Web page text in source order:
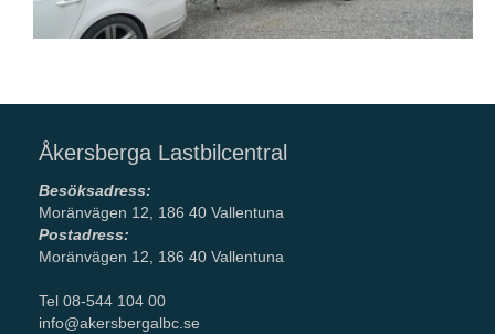
Åkersberga Lastbilcentral
Besöksadress:
Moränvägen 12, 186 40 Vallentuna
Postadress:
Moränvägen 12, 186 40 Vallentuna
Tel 08-544 104 00
info@akersbergalbc.se